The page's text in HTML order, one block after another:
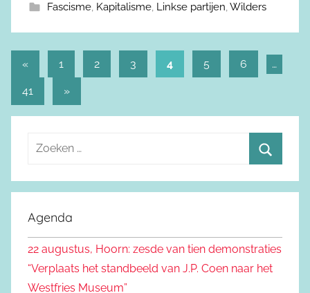
Fascisme, Kapitalisme, Linkse partijen,Wilders
Berichtnavigatie
« Vorige1 2 3 4 5 6 …
41
Volgende
»
e
e
n
o
e
n
Agenda
22 augustus, Hoorn: zesde van tien demonstraties
“Verplaats het standbeeld van J.P. Coen naar het
Westfries Museum”